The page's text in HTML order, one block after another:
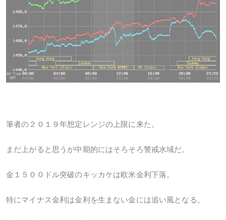
筆者の２０１９年想定レンジの上限に来た。
まだ上がると思うが中期的にはそろそろ警戒水域だ。
金１５００ドル突破のキッカケは欧米金利下落。
特にマイナス金利は金利を生まない金には追い風となる。